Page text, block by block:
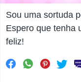
Sou uma sortuda
Espero que tenha
feliz!